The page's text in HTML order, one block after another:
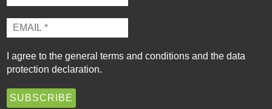
I agree to thegeneral terms and conditions and thedata
protection declaration.